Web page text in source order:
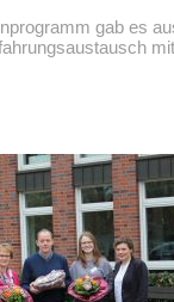
gab es